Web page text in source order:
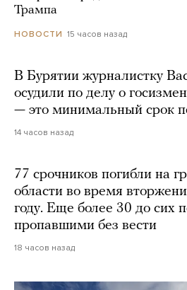
Трампа
НОВОСТИ 15 часов назад
В Бурятии журналистку
осудили по делу о
— это минимальный срок
14 часов назад
77 срочников погибли на
области во время
году. Еще более 30 до сих
пропавшими без вести
18 часов назад